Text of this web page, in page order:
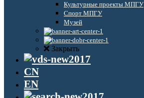
Культурные проекты МПГУ
Спорт МПГУ
Музей
Закрыть
CN
EN